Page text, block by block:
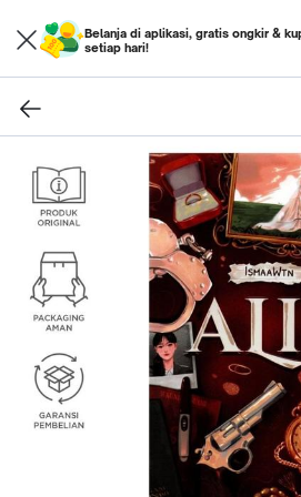
Belanja di aplikasi, gratis ongkir &
setiap hari!